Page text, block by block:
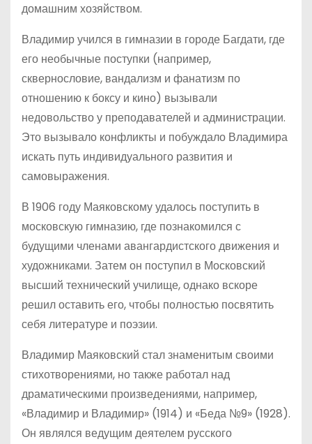
домашним хозяйством.
Владимир учился в гимназии в городе Багдати, где
его необычные поступки (например,
сквернословие, вандализм и фанатизм по
отношению к боксу и кино) вызывали
недовольство у преподавателей и администрации.
Это вызывало конфликты и побуждало Владимира
искать путь индивидуального развития и
самовыражения.
В 1906 году Маяковскому удалось поступить в
московскую гимназию, где познакомился с
будущими членами авангардистского движения и
художниками. Затем он поступил в Московский
высший технический училище, однако вскоре
решил оставить его, чтобы полностью посвятить
себя литературе и поэзии.
Владимир Маяковский стал знаменитым своими
стихотворениями, но также работал над
драматическими произведениями, например,
«Владимир и Владимир» (1914) и «Беда №9» (1928).
Он являлся ведущим деятелем русского